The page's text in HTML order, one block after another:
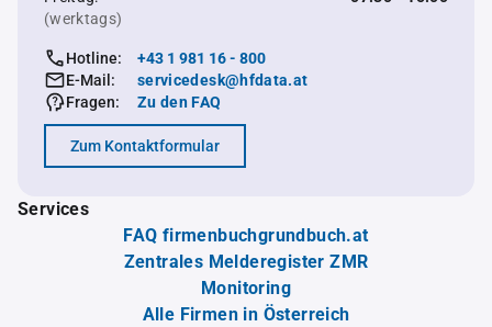
(werktags)
Hotline:
+43 1 981 16 - 800
E-Mail:
servicedesk@hfdata.at
Fragen:
Zu den FAQ
Zum Kontaktformular
Services
FAQ firmenbuchgrundbuch.at
Zentrales Melderegister ZMR
Monitoring
Alle Firmen in Österreich